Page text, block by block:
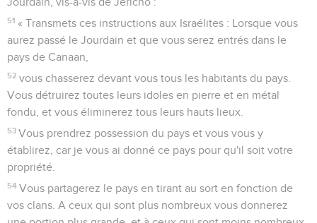
reçu leur héritage en fonction de leur famille. La demi-tribu
de Manassé a aussi reçu son héritage.
côté-ci du Jourdain, vis-à-vis de Jéricho, du côté est. »
Liste des responsables du partage
L'Eternel dit à Moïse :
17 « Voici le nom des hommes qui partageront le pays entre
vous : le prêtre Eléazar et Josué, fils de Nun.
18 Vous prendrez aussi un prince de chaque tribu pour faire